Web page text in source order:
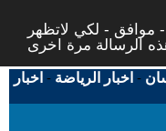
موافق - لكي لاتظهر
- اخبار الرياضة - اخبار